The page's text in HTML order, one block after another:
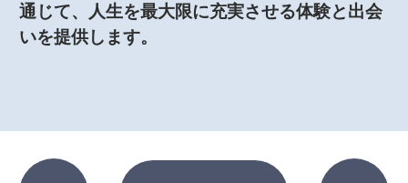
通じて、人生を最大限に充実させる体験と出会
いを提供します。